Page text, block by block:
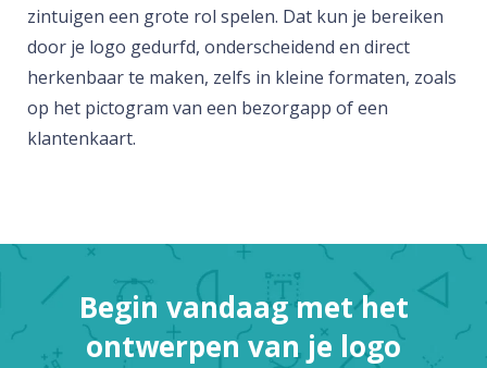
zintuigen een grote rol spelen. Dat kun je bereiken
door je logo gedurfd, onderscheidend en direct
herkenbaar te maken, zelfs in kleine formaten, zoals
op het pictogram van een bezorgapp of een
klantenkaart.
Begin vandaag met het
ontwerpen van je logo